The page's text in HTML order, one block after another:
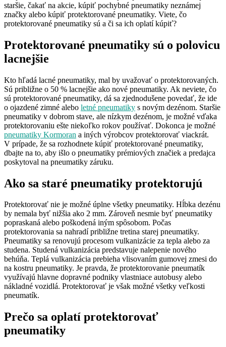
staršie, čakať na akcie, kúpiť pochybné pneumatiky neznámej
značky alebo kúpiť protektorované pneumatiky. Viete, čo
protektorované pneumatiky sú a či sa ich oplatí kúpiť?
Protektorované pneumatiky sú o polovicu
lacnejšie
Kto hľadá lacné pneumatiky, mal by uvažovať o protektorovaných.
Sú približne o 50 % lacnejšie ako nové pneumatiky. Ak neviete, čo
sú protektorované pneumatiky, dá sa zjednodušene povedať, že ide
o ojazdené zimné alebo letné pneumatiky s novým dezénom. Staršie
pneumatiky v dobrom stave, ale nízkym dezénom, je možné vďaka
protektorovaniu ešte niekoľko rokov používať. Dokonca je možné
pneumatiky Kormoran a iných výrobcov protektorovať viackrát.
V prípade, že sa rozhodnete kúpiť protektorované pneumatiky,
dbajte na to, aby išlo o pneumatiky prémiových značiek a predajca
poskytoval na pneumatiky záruku.
Ako sa staré pneumatiky protektorujú
Protektorovať nie je možné úplne všetky pneumatiky. Hĺbka dezénu
by nemala byť nižšia ako 2 mm. Zároveň nesmie byť pneumatiky
popraskaná alebo poškodená iným spôsobom. Počas
protektorovania sa nahradí približne tretina starej pneumatiky.
Pneumatiky sa renovujú procesom vulkanizácie za tepla alebo za
studena. Studená vulkanizácia predstavuje nalepenie nového
behúňa. Teplá vulkanizácia prebieha vlisovaním gumovej zmesi do
na kostru pneumatiky. Je pravda, že protektorovanie pneumatík
využívajú hlavne dopravné podniky vlastniace autobusy alebo
nákladné vozidlá. Protektorovať je však možné všetky veľkosti
pneumatík.
Prečo sa oplatí protektorovať
pneumatiky